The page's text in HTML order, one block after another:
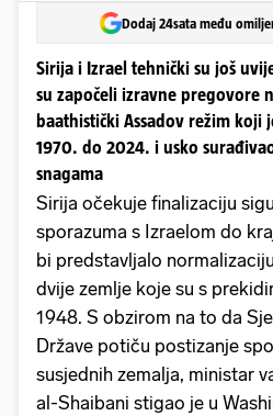
Dodaj 24sata među
Sirija i Izrael tehnički su još
su započeli izravne pregovore
baathistički Assadov režim koji
1970. do 2024. i usko
snagama
Sirija očekuje finalizaciju
sporazuma s Izraelom do
bi predstavljalo
dvije zemlje koje su s
1948. S obzirom na to da
Države potiču postizanje
susjednih zemalja, ministar
al-Shaibani stigao je u